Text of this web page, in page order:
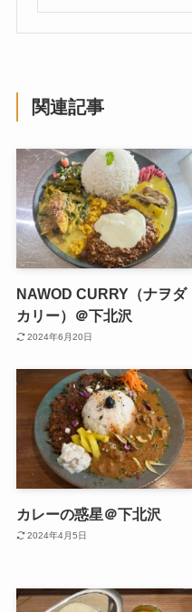
関連記事
NAWOD CURRY（ナヲダ
カリー）＠下北沢
2024年6月20日
カレーの惑星＠下北沢
2024年4月5日